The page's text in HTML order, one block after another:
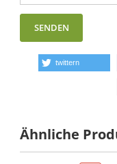
twittern
Ähnliche